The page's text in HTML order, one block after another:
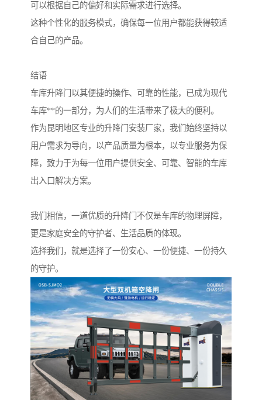
可以根据自己的偏好和实际需求进行选择。
这种个性化的服务模式，确保每一位用户都能获得较适
合自己的产品。
结语
车库升降门以其便捷的操作、可靠的性能，已成为现代
车库**的一部分，为人们的生活带来了极大的便利。
作为昆明地区专业的升降门安装厂家，我们始终坚持以
用户需求为导向，以产品质量为根本，以专业服务为保
障，致力于为每一位用户提供安全、可靠、智能的车库
出入口解决方案。
我们相信，一道优质的升降门不仅是车库的物理屏障，
更是家庭安全的守护者、生活品质的体现。
选择我们，就是选择了一份安心、一份便捷、一份持久
的守护。